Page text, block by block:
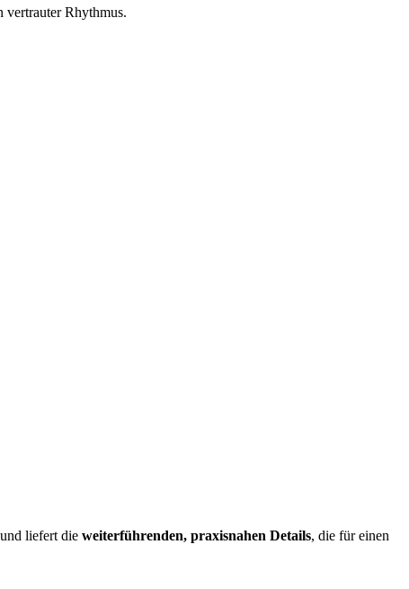
vertrauter Rhythmus.
liefert die weiterführenden, praxisnahen Details, die für einen